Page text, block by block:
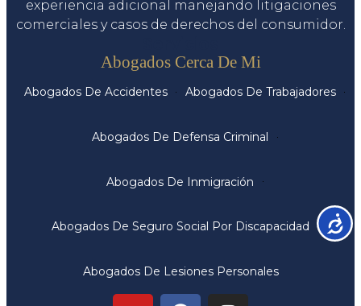
experiencia adicional manejando litigaciones
comerciales y casos de derechos del consumidor.
Abogados Cerca De Mi
Abogados De Accidentes Abogados De Trabajadores
Abogados De Defensa Criminal
Abogados De Inmigración
Abogados De Seguro Social Por Discapacidad
Abogados De Lesiones Personales